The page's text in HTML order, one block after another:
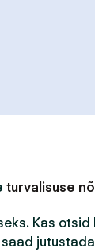
turvalisuse
Kas otsid